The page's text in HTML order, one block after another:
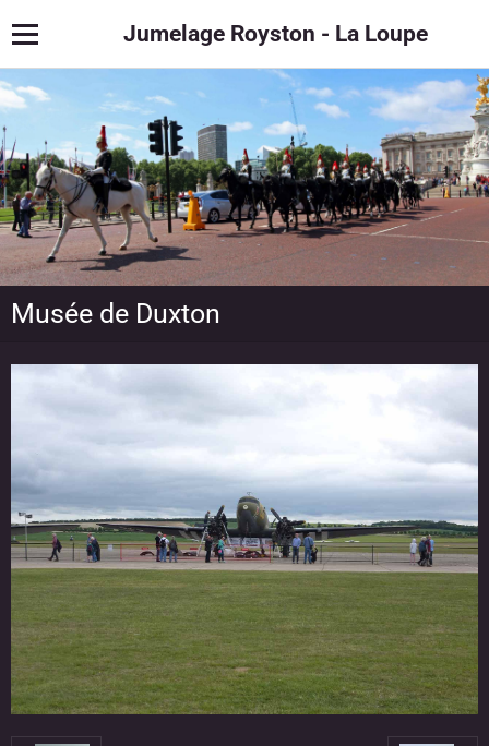
Jumelage Royston - La Loupe
Musée de Duxton